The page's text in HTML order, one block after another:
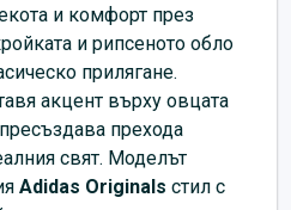
и комфорт през
и рипсеното обло
прилягане.
акцент върху овцата
прехода
свят. Моделът
Adidas Originals стил с